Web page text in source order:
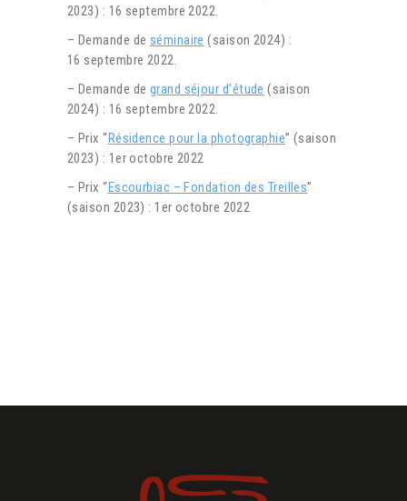
2023) : 16 septembre 2022.
– Demande de séminaire (saison 2024) :
16 septembre 2022.
– Demande de grand séjour d’étude (saison
2024) : 16 septembre 2022.
– Prix “Résidence pour la photographie” (saison
2023) : 1er octobre 2022
– Prix “Escourbiac – Fondation des Treilles”
(saison 2023) : 1er octobre 2022